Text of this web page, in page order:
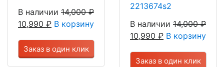
В наличии 14,000₽
10,990 ₽ В корзину
Заказ в один клик
2213674s2
В наличии 14,000₽
10,990 ₽ В корзину
Заказ в один клик